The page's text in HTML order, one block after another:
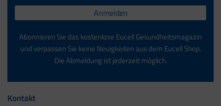
Anmelden
Abonnieren Sie das kostenlose Eucell Gesundheitsmagazin
und verpassen Sie keine Neuigkeiten aus dem Eucell Shop.
Die Abmeldung ist jederzeit möglich.
Kontakt